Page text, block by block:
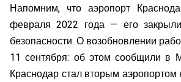
Напомним, что аэропорт
февраля 2022 года — его
безопасности. О возобновлении
11 сентября: об этом сообщили в
Краснодар стал вторым аэропортом